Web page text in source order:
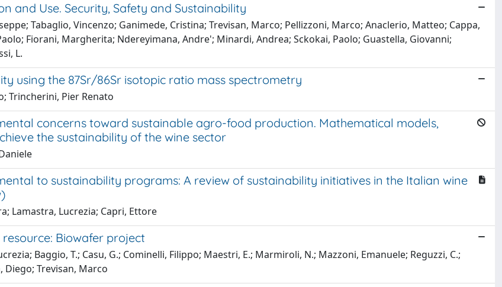
and Use. Security, Safety and Sustainability
Tabaglio, Vincenzo; Ganimede, Cristina; Trevisan, Marco; Pellizzoni, Marco; Anaclerio, Matteo; Cappa,
Fiorani, Margherita; Ndereyimana, Andre'; Minardi, Andrea; Sckokai, Paolo; Guastella, Giovanni;
L.
using the 87Sr/86Sr isotopic ratio mass spectrometry
Trincherini, Pier Renato
concerns toward sustainable agro-food production. Mathematical models,
the sustainability of the wine sector
to sustainability programs: A review of sustainability initiatives in the Italian wine
Lamastra, Lucrezia; Capri, Ettore
Biowafer project
Baggio, T.; Casu, G.; Cominelli, Filippo; Maestri, E.; Marmiroli, N.; Mazzoni, Emanuele; Reguzzi, C.;
Diego; Trevisan, Marco